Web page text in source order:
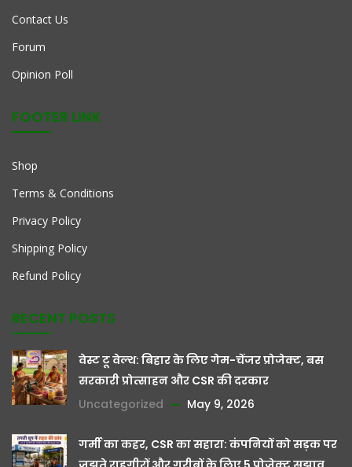
Contact Us
Forum
Opinion Poll
FOOTER LINK
Shop
Terms & Conditions
Privacy Policy
Shipping Policy
Refund Policy
RECENT POSTS
वेस्ट टू वेल्थ: बिहार के लिए गेम-चेंजर प्रोजेक्ट, बस
सरकारी प्रोत्साहन और CSR की दरकार
Uncategorized
May 9, 2026
गर्मी का कहर, CSR का सहारा: कंपनियों को सड़क पर